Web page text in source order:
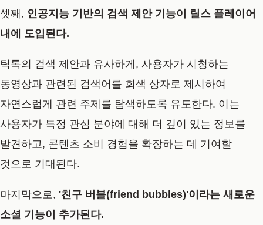
셋째, 인공지능 기반의 검색 제안 기능이 릴스 플레이어
내에 도입된다.
틱톡의 검색 제안과 유사하게, 사용자가 시청하는
동영상과 관련된 검색어를 회색 상자로 제시하여
자연스럽게 관련 주제를 탐색하도록 유도한다. 이는
사용자가 특정 관심 분야에 대해 더 깊이 있는 정보를
발견하고, 콘텐츠 소비 경험을 확장하는 데 기여할
것으로 기대된다.
마지막으로, '친구 버블(friend bubbles)'이라는 새로운
소셜 기능이 추가된다.